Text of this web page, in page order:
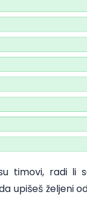
timovi, radi li
upišeš željeni